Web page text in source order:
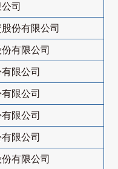
司
份有限公司
有限公司
限公司
限公司
限公司
限公司
有限公司